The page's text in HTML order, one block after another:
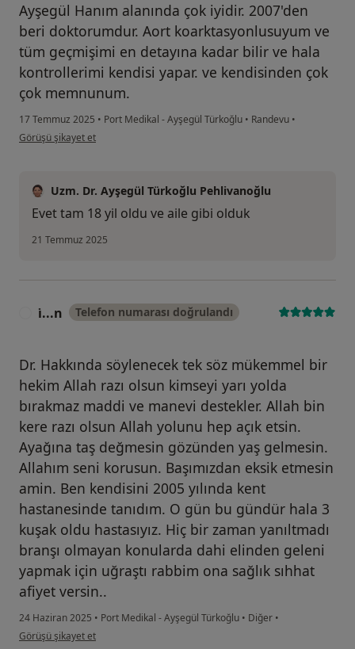
Ayşegül Hanım alanında çok iyidir. 2007'den
beri doktorumdur. Aort koarktasyonlusuyum ve
tüm geçmişimi en detayına kadar bilir ve hala
kontrollerimi kendisi yapar. ve kendisinden çok
çok memnunum.
17 Temmuz 2025 • Port Medikal - Ayşegül Türkoğlu • Randevu •
kullanıcının görüşüne göre en...n
Görüşü şikayet et
Uzm. Dr. Ayşegül Türkoğlu Pehlivanoğlu
Evet tam 18 yil oldu ve aile gibi olduk
21 Temmuz 2025
i̇...n Telefon numarası doğrulandı
Dr. Hakkında söylenecek tek söz mükemmel bir
hekim Allah razı olsun kimseyi yarı yolda
bırakmaz maddi ve manevi destekler. Allah bin
kere razı olsun Allah yolunu hep açık etsin.
Ayağına taş değmesin gözünden yaş gelmesin.
Allahım seni korusun. Başımızdan eksik etmesin
amin. Ben kendisini 2005 yılında kent
hastanesinde tanıdım. O gün bu gündür hala 3
kuşak oldu hastasıyız. Hiç bir zaman yanıltmadı
branşı olmayan konularda dahi elinden geleni
yapmak için uğraştı rabbim ona sağlık sıhhat
afiyet versin..
24 Haziran 2025 • Port Medikal - Ayşegül Türkoğlu • Diğer •
kullanıcının görüşüne göre i̇...n
Görüşü şikayet et